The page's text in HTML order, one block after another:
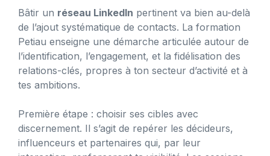
Bâtir un réseau LinkedIn pertinent va bien au-delà
de l’ajout systématique de contacts. La formation
Petiau enseigne une démarche articulée autour de
l’identification, l’engagement, et la fidélisation des
relations-clés, propres à ton secteur d’activité et à
tes ambitions.
Première étape : choisir ses cibles avec
discernement. Il s’agit de repérer les décideurs,
influenceurs et partenaires qui, par leur